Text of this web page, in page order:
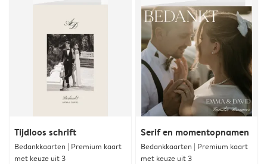
Tijdloos schrift
Bedankkaarten | Premium kaart
met keuze uit 3
Serif en momentopnamen
Bedankkaarten | Premium kaart
met keuze uit 3